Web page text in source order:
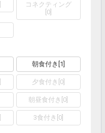
コネクティング
0]
朝食付き 1
夕食付き 0]
朝昼食付き 0
3食付き 0]